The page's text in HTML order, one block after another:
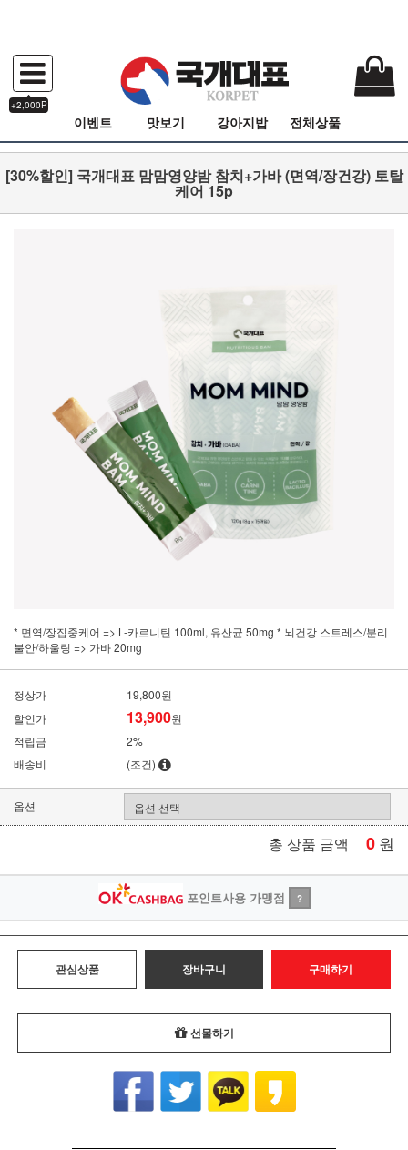
+2,000P
이벤트 맛보기 강아지밥 전체상품
[30%할인] 국개대표 맘맘영양밤 참치+가바 (면역/장건강) 토탈
케어 15p
* 면역/장집중케어 => L-카르니틴 100ml, 유산균 50mg * 뇌건강 스트레스/분리
불안/하울링 => 가바 20mg
정상가
19,800원
할인가
13,900원
적립금
2%
배송비
(조건)
옵션
총 상품 금액 0 원
포인트사용 가맹점 ?
관심상품 장바구니 구매하기
선물하기